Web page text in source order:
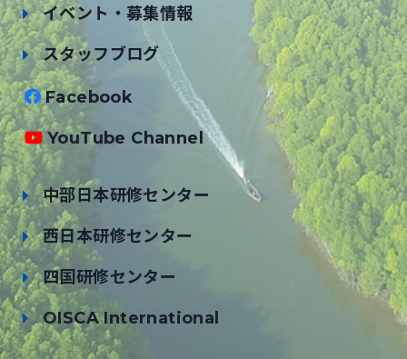
イベント・募集情報
スタッフブログ
Facebook
YouTube Channel
中部日本研修センター
西日本研修センター
四国研修センター
OISCA International